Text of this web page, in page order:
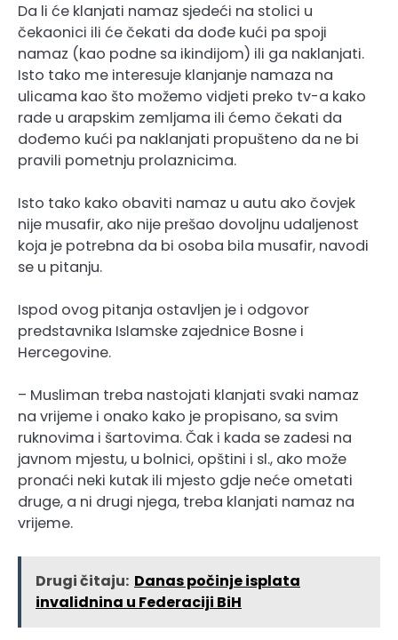
Da li će klanjati namaz sjedeći na stolici u
čekaonici ili će čekati da dođe kući pa spoji
namaz (kao podne sa ikindijom) ili ga naklanjati.
Isto tako me interesuje klanjanje namaza na
ulicama kao što možemo vidjeti preko tv-a kako
rade u arapskim zemljama ili ćemo čekati da
dođemo kući pa naklanjati propušteno da ne bi
pravili pometnju prolaznicima.
Isto tako kako obaviti namaz u autu ako čovjek
nije musafir, ako nije prešao dovoljnu udaljenost
koja je potrebna da bi osoba bila musafir, navodi
se u pitanju.
Ispod ovog pitanja ostavljen je i odgovor
predstavnika Islamske zajednice Bosne i
Hercegovine.
– Musliman treba nastojati klanjati svaki namaz
na vrijeme i onako kako je propisano, sa svim
ruknovima i šartovima. Čak i kada se zadesi na
javnom mjestu, u bolnici, opštini i sl., ako može
pronaći neki kutak ili mjesto gdje neće ometati
druge, a ni drugi njega, treba klanjati namaz na
vrijeme.
Drugi čitaju: Danas počinje isplata
invalidnina u Federaciji BiH